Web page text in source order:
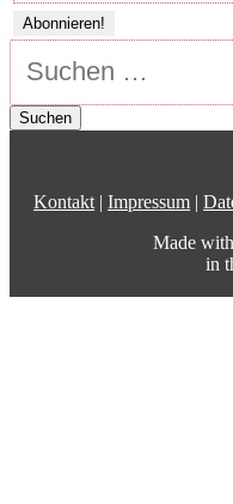
Kontakt |Impressum |
Made
in